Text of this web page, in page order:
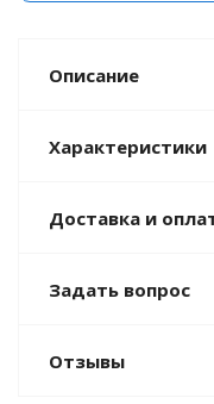
Описание
Характеристики
Доставка и
Задать вопрос
Отзывы